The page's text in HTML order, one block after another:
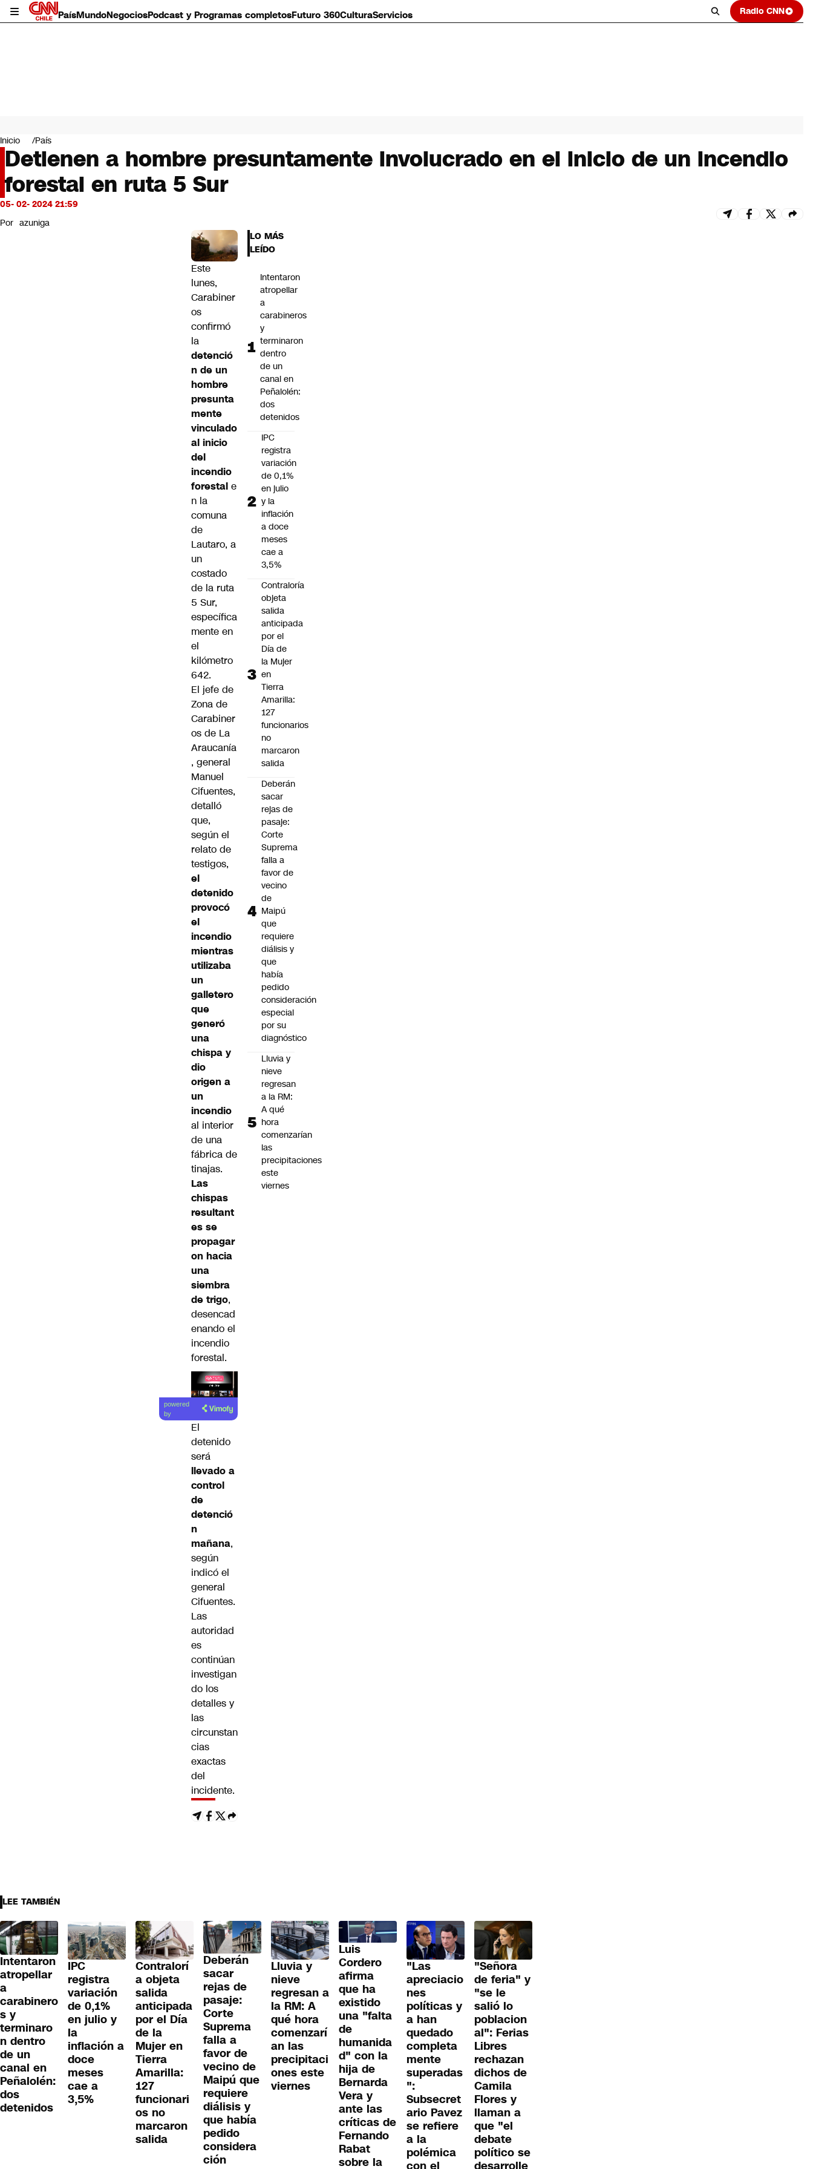
PaísMundoNegociosPodcast y Programas completosFuturo 360CulturaServicios Radio CNN
Mundo
Negocios
Deportes
Programas completos
Cultura
Servicios
CNN Data
Inicio País
Detienen a hombre presuntamente involucrado en el inicio de un incendio
forestal en ruta 5 Sur
05- 02- 2024 21:59
Por azuniga
Este
lunes,
Carabiner
os
confirmó
la
detenció
n de un
hombre
presunta
mente
vinculado
al inicio
del
incendio
forestal e
n la
comuna
de
Lautaro, a
un
costado
de la ruta
5 Sur,
específica
mente en
el
kilómetro
642.
El jefe de
Zona de
Carabiner
os de La
Araucanía
, general
Manuel
Cifuentes,
detalló
que,
según el
relato de
testigos,
el
detenido
provocó
el
incendio
mientras
utilizaba
un
galletero
que
generó
una
chispa y
dio
origen a
un
incendio
al interior
de una
fábrica de
tinajas.
Las
chispas
resultant
es se
propagar
on hacia
una
siembra
de trigo,
desencad
enando el
incendio
forestal.
Lea el
artículo
powered
by
El
detenido
será
llevado a
control
de
detenció
n
mañana,
según
indicó el
general
Cifuentes.
Las
autoridad
es
continúan
investigan
do los
detalles y
las
circunstan
cias
exactas
del
incidente.
LO MÁS
LEÍDO
Intentaron
atropellar
a
carabineros
y
terminaron
dentro
de un
canal en
Peñalolén:
dos
detenidos
IPC
registra
variación
de 0,1%
en julio
y la
inflación
a doce
meses
cae a
3,5%
Contraloría
objeta
salida
anticipada
por el
Día de
la Mujer
en
Tierra
Amarilla:
127
funcionarios
no
marcaron
salida
Deberán
sacar
rejas de
pasaje:
Corte
Suprema
falla a
favor de
vecino
de
Maipú
que
requiere
diálisis y
que
había
pedido
consideración
especial
por su
diagnóstico
Lluvia y
nieve
regresan
a la RM:
A qué
hora
comenzarían
las
precipitaciones
este
viernes
LEE TAMBIÉN
Intentaron
atropellar
a
carabinero
s y
terminaro
n dentro
de un
canal en
Peñalolén:
dos
detenidos
IPC
registra
variación
de 0,1%
en julio y
la
inflación a
doce
meses
cae a
3,5%
Contralorí
a objeta
salida
anticipada
por el Día
de la
Mujer en
Tierra
Amarilla:
127
funcionari
os no
marcaron
salida
Deberán
sacar
rejas de
pasaje:
Corte
Suprema
falla a
favor de
vecino de
Maipú que
requiere
diálisis y
que había
pedido
considera
ción
Lluvia y
nieve
regresan a
la RM: A
qué hora
comenzarí
an las
precipitaci
ones este
viernes
Luis
Cordero
afirma
que ha
existido
una "falta
de
humanida
d" con la
hija de
Bernarda
Vera y
ante las
críticas de
Fernando
Rabat
sobre la
"Las
apreciacio
nes
políticas y
a han
quedado
completa
mente
superadas
":
Subsecret
ario Pavez
se refiere
a la
polémica
"Señora
de feria" y
"se le
salió lo
poblacion
al": Ferias
Libres
rechazan
dichos de
Camila
Flores y
llaman a
que "el
debate
político se